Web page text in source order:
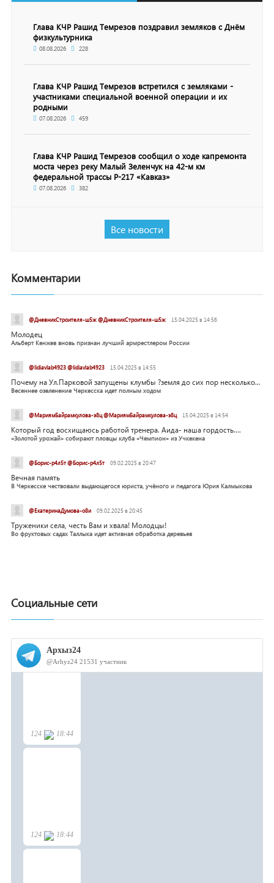
Глава КЧР Рашид Темрезов поздравил земляков с Днём
физкультурника
08.08.2026 228
Глава КЧР Рашид Темрезов встретился с земляками -
участниками специальной военной операции и их
родными
07.08.2026 459
Глава КЧР Рашид Темрезов сообщил о ходе капремонта
моста через реку Малый Зеленчук на 42-м км
федеральной трассы Р-217 «Кавказ»
07.08.2026 382
Все новости
Комментарии
@ДневникСтроителя-ш5ж @ДневникСтроителя-ш5ж 15.04.2025 в 14:56
Молодец
Альберт Кенжев вновь признан лучший армрестлером России
@lidiavlab4923 @lidiavlab4923 15.04.2025 в 14:55
Почему на Ул.Парковой запущены клумбы ?земля до сих пор несколько...
Весеннее озеленение Черкесска идет полным ходом
@МариямБайрамкулова-э8ц @МариямБайрамкулова-э8ц 15.04.2025 в 14:54
Который год восхищаюсь работой тренера. Аида- наша гордость....
«Золотой урожай» собирают пловцы клуба «Чемпион» из Учкекена
@Борис-р4л5т @Борис-р4л5т 09.02.2025 в 20:47
Вечная память
В Черкесске чествовали выдающегося юриста, учёного и педагога Юрия Калмыкова
@ЕкатеринаДумова-о8и 09.02.2025 в 20:45
Труженики села, честь Вам и хвала! Молодцы!
Во фруктовых садах Таллыка идет активная обработка деревьев
Социальные сети